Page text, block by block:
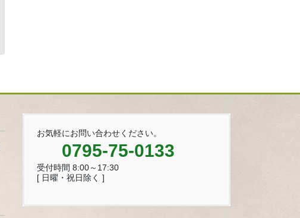
お気軽にお問い合わせください。
0795-75-0133
受付時間 8:00～17:30
[ 日曜・祝日除く ]